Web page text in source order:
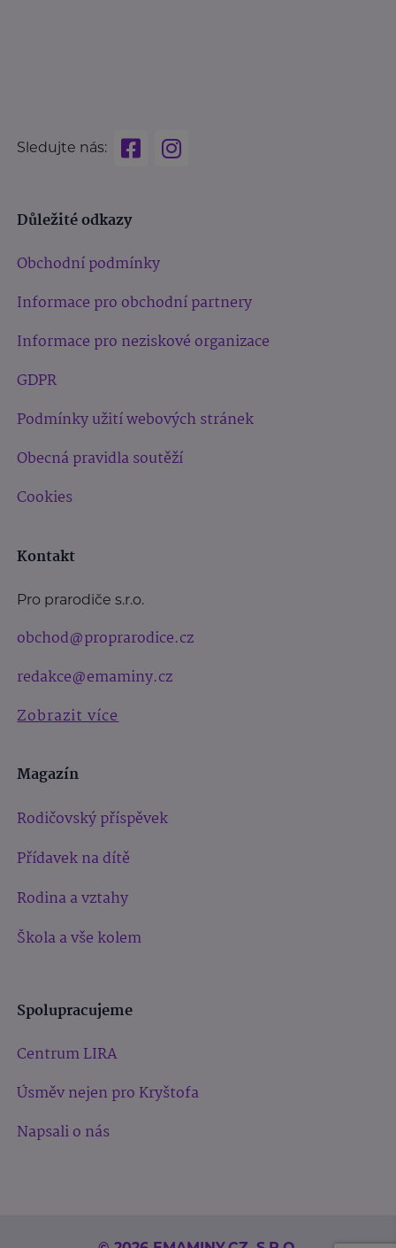
Sledujte nás:
Důležité odkazy
Obchodní podmínky
Informace pro obchodní partnery
Informace pro neziskové organizace
GDPR
Podmínky užití webových stránek
Obecná pravidla soutěží
Cookies
Kontakt
Pro prarodiče s.r.o.
obchod@proprarodice.cz
redakce@emaminy.cz
Zobrazit více
Magazín
Rodičovský příspěvek
Přídavek na dítě
Rodina a vztahy
Škola a vše kolem
Spolupracujeme
Centrum LIRA
Úsměv nejen pro Kryštofa
Napsali o nás